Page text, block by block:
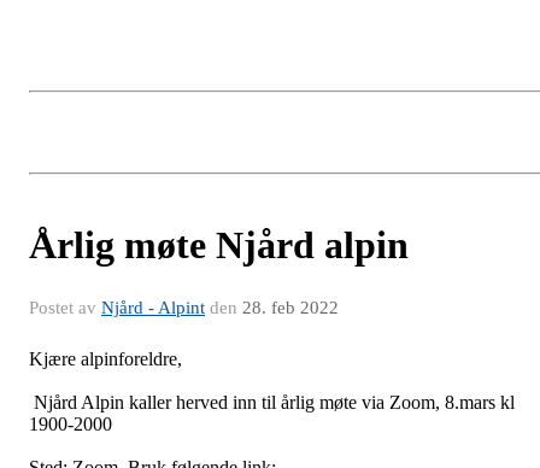
Årlig møte Njård alpin
Postet av Njård - Alpint den 28. feb 2022
Kjære alpinforeldre,
Njård Alpin kaller herved inn til årlig møte via Zoom, 8.mars kl
1900-2000